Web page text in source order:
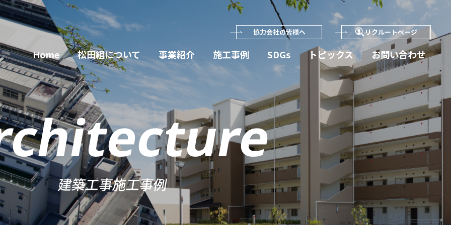
Home 松田組について 事業紹介 施工事例 SDGs トピックス お問い合わせ
リクルートページ
協力会社の皆様へ
建築工事施工事例